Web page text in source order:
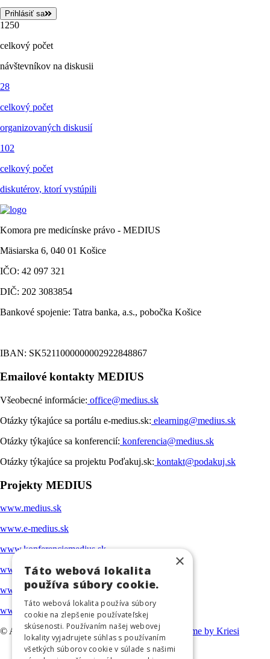
Prihlásiť sa
1250
celkový počet
návštevníkov na diskusii
28
celkový počet
organizovaných diskusií
102
celkový počet
diskutérov, ktorí vystúpili
Komora pre medicínske právo - MEDIUS
Mäsiarska 6, 040 01 Košice
IČO: 42 097 321
DIČ: 202 3083854
Bankové spojenie: Tatra banka, a.s., pobočka Košice
IBAN: SK5211000000002922848867
Emailové kontakty MEDIUS
Všeobecné informácie: office@medius.sk
Otázky týkajúce sa portálu e-medius.sk: elearning@medius.sk
Otázky týkajúce sa konferencií: konferencia@medius.sk
Otázky týkajúce sa projektu Poďakuj.sk: kontakt@podakuj.sk
Projekty MEDIUS
www.medius.sk
www.e-medius.sk
www.konferenciemedius.sk
www.podakuj.sk
www.ambulancia.online
www.gcptraining.eu
© Autorské práva -Diskusie Medius-Enfold Theme by Kriesi
Zásady ochrany osobných údajov
×
Táto webová lokalita
používa súbory cookie.
Táto webová lokalita používa súbory
cookie na zlepšenie používateľskej
skúsenosti. Používaním našej webovej
lokality vyjadrujete súhlas s používaním
všetkých súborov cookie v súlade s našimi